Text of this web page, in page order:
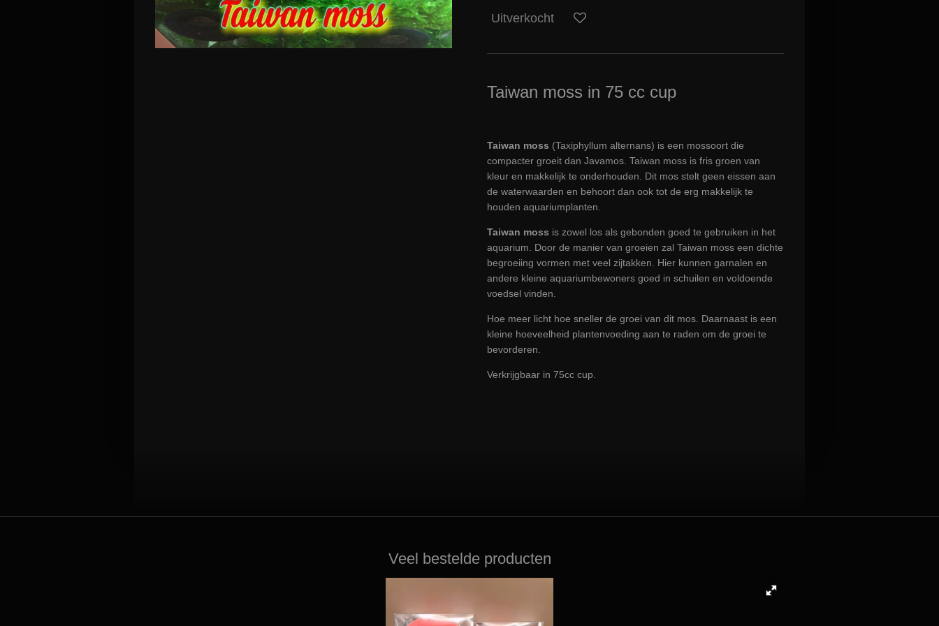
Uitverkocht
Taiwan moss in 75 cc cup
Taiwan moss (Taxiphyllum alternans) is een mossoort die
compacter groeit dan Javamos. Taiwan moss is fris groen van
kleur en makkelijk te onderhouden. Dit mos stelt geen eissen aan
de waterwaarden en behoort dan ook tot de erg makkelijk te
houden aquariumplanten.
Taiwan moss is zowel los als gebonden goed te gebruiken in het
aquarium. Door de manier van groeien zal Taiwan moss een dichte
begroeiing vormen met veel zijtakken. Hier kunnen garnalen en
andere kleine aquariumbewoners goed in schuilen en voldoende
voedsel vinden.
Hoe meer licht hoe sneller de groei van dit mos. Daarnaast is een
kleine hoeveelheid plantenvoeding aan te raden om de groei te
bevorderen.
Verkrijgbaar in 75cc cup.
Veel bestelde producten